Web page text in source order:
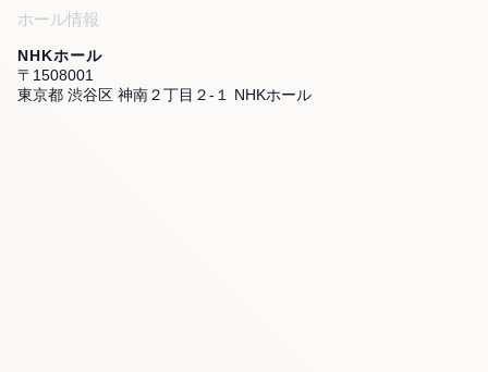
ホール情報
NHKホール
〒1508001
東京都 渋谷区 神南２丁目２-１ NHKホール